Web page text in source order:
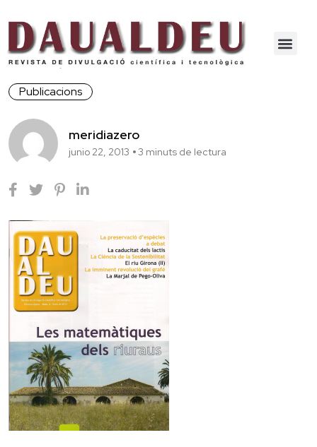
Publicacions
meridiazero
junio 22, 2013 3 minuts de lectura